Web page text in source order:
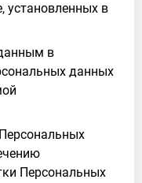
установленных в
в
данных
Персональных